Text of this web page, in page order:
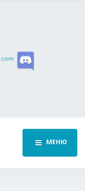
МЕНЮ